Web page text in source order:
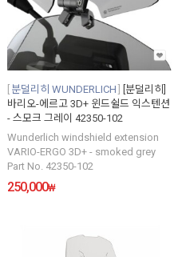
분덜리히 WUNDERLICH
[분덜리히]
바리오-에르고 3D+ 윈드쉴드 익스텐션
- 스모크 그레이 42350-102
Wunderlich windshield extension
VARIO-ERGO 3D+ - smoked grey
Part No. 42350-102
250,000₩